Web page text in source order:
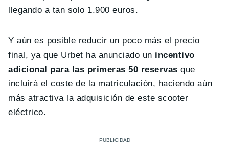
llegando a tan solo 1.900 euros.
Y aún es posible reducir un poco más el precio
final, ya que Urbet ha anunciado un incentivo
adicional para las primeras 50 reservas que
incluirá el coste de la matriculación, haciendo aún
más atractiva la adquisición de este scooter
eléctrico.